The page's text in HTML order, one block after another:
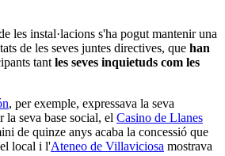
les instal·lacions s'ha pogut mantenir una
de les seves juntes directives, que han
tant les seves inquietuds com les
, per exemple, expressava la seva
seva base social, el Casino de Llanes
de quinze anys acaba la concessió que
local i l'Ateneo de Villaviciosa mostrava